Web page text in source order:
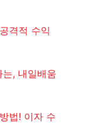
격적 수익
, 내일배움
법! 이자 수